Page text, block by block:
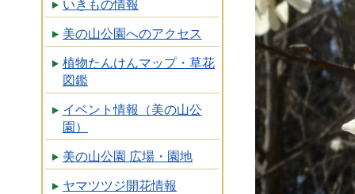
いきもの情報
美の山公園へのアクセス
植物たんけんマップ・草花
図鑑
イベント情報（美の山公
園）
美の山公園 広場・園地
ヤマツツジ開花情報